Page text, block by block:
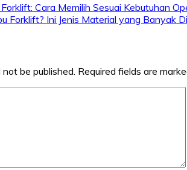
Cara Memilih Sesuai Kebutuhan
Forklift? Ini Jenis Material yang Banyak
be published. Required fields are